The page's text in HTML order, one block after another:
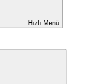
Hızlı Menü